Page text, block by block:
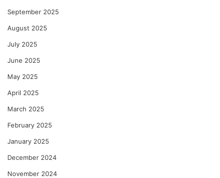
September 2025
August 2025
July 2025
June 2025
May 2025
April 2025
March 2025
February 2025
January 2025
December 2024
November 2024